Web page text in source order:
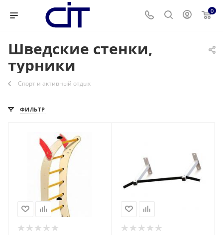
0
Шведские стенки,
турники
Спорт и активный отдых
ФИЛЬТР